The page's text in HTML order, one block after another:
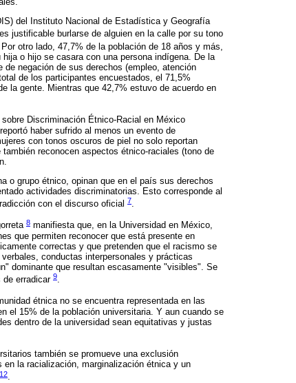
del Instituto Nacional de Estadística y Geografía
justificable burlarse de alguien en la calle por su tono
. Por otro lado, 47,7% de la población de 18 años y más,
o hijo se casara con una persona indígena. De la
negación de sus derechos (empleo, atención
de los participantes encuestados, el 71,5%
la gente. Mientras que 42,7% estuvo de acuerdo en
Discriminación Étnico-Racial en México
haber sufrido al menos un evento de
con tonos oscuros de piel no solo reportan
reconocen aspectos étnico-raciales (tono de
o grupo étnico, opinan que en el país sus derechos
actividades discriminatorias. Esto corresponde al
con el discurso oficial 7.
8 manifiesta que, en la Universidad en México,
que permiten reconocer que está presente en
correctas y que pretenden que el racismo se
conductas interpersonales y prácticas
dominante que resultan escasamente "visibles". Se
erradicar 9.
étnica no se encuentra representada en las
el 15% de la población universitaria. Y aun cuando se
dentro de la universidad sean equitativas y justas
también se promueve una exclusión
la racialización, marginalización étnica y un
12.